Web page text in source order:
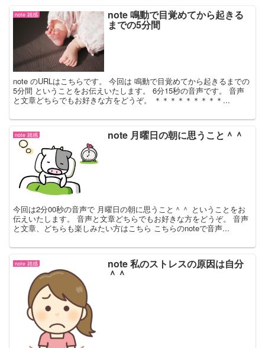
note 雑感 note 鳴動で目覚めてから起きる
までの5分間
note のURLはこちらです。 今回は 鳴動で目覚めてから起きるまでの
5分間 ということをお伝えいたします。 6分15秒の音声です。 音声
と文章どちらでもお好きな方をどうぞ。 ＊＊＊＊＊＊＊＊＊...
note 雑感 note 月曜日の朝に思うこと＾＾
今回は2分00秒の音声で 月曜日の朝に思うこと＾＾ ということをお
伝えいたします。 音声と文章どちらでもお好きな方をどうぞ。 音声
と文章、どちらも楽しみたい方はこちら こちらのnoteで音声...
note 雑感 note 私のストレスの原因は自分
＾＾